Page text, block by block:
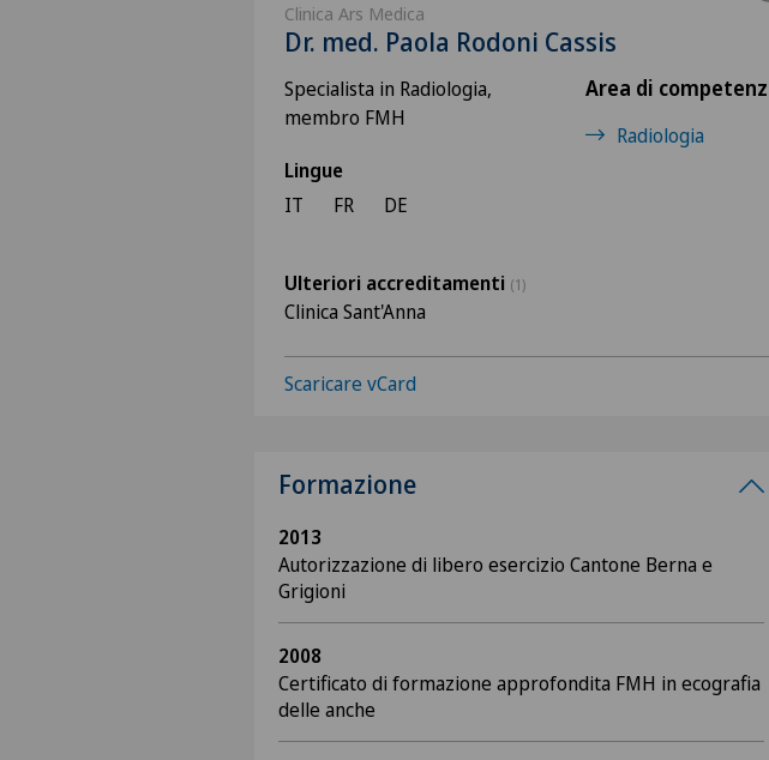
Clinica Ars Medica
Dr. med. Paola Rodoni Cassis
Specialista in Radiologia,
membro FMH
Lingue
IT
FR DE
Area di
Radiologia
Ulteriori accreditamenti (1)
Clinica Sant'Anna
Scaricare vCard
Formazione
2013
Autorizzazione di libero esercizio Cantone Berna e
Grigioni
2008
Certificato di formazione approfondita FMH in ecografia
delle anche